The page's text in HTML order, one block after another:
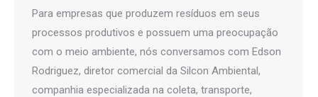
Para empresas que produzem resíduos em seus
processos produtivos e possuem uma preocupação
com o meio ambiente, nós conversamos com Edson
Rodriguez, diretor comercial da Silcon Ambiental,
companhia especializada na coleta, transporte,